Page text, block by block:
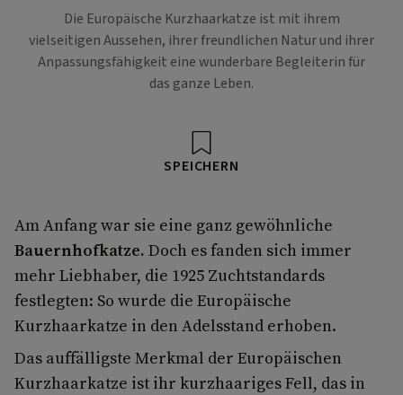
Die Europäische Kurzhaarkatze ist mit ihrem
vielseitigen Aussehen, ihrer freundlichen Natur und ihrer
Anpassungsfähigkeit eine wunderbare Begleiterin für
das ganze Leben.
SPEICHERN
Am Anfang war sie eine ganz gewöhnliche
Bauernhofkatze. Doch es fanden sich immer
mehr Liebhaber, die 1925 Zuchtstandards
festlegten: So wurde die Europäische
Kurzhaarkatze in den Adelsstand erhoben.
Das auffälligste Merkmal der Europäischen
Kurzhaarkatze ist ihr kurzhaariges Fell, das in